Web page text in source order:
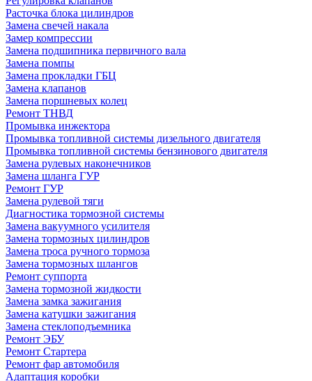
Расточка блока цилиндров
Замена свечей накала
Замер компрессии
Замена подшипника первичного вала
Замена помпы
Замена прокладки ГБЦ
Замена клапанов
Замена поршневых колец
Ремонт ТНВД
Промывка инжектора
Промывка топливной системы дизельного двигателя
Промывка топливной системы бензинового двигателя
Замена рулевых наконечников
Замена шланга ГУР
Ремонт ГУР
Замена рулевой тяги
Диагностика тормозной системы
Замена вакуумного усилителя
Замена тормозных цилиндров
Замена троса ручного тормоза
Замена тормозных шлангов
Ремонт суппорта
Замена тормозной жидкости
Замена замка зажигания
Замена катушки зажигания
Замена стеклоподъемника
Ремонт ЭБУ
Ремонт Стартера
Ремонт фар автомобиля
Адаптация коробки